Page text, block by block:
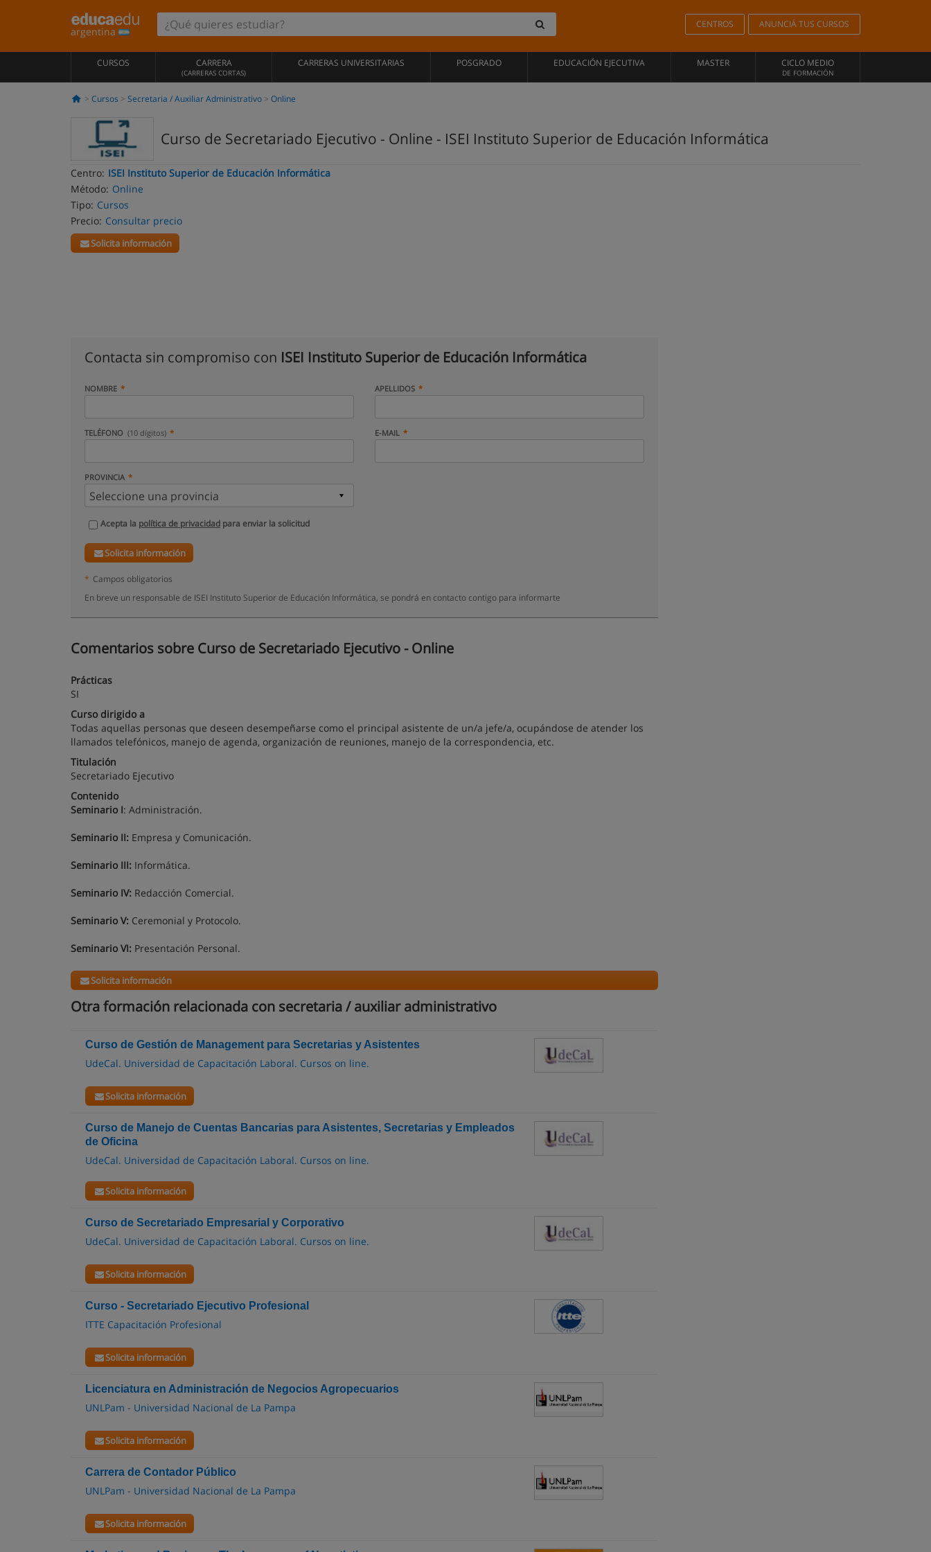
argentina
CENTROS ANUNCIÁ TUS CURSOS
CURSOS CARRERA
(CARRERAS CORTAS)
CARRERAS UNIVERSITARIAS POSGRADO EDUCACIÓN EJECUTIVA MASTER CICLO MEDIO
DE FORMACIÓN
Cursos Secretaria / Auxiliar Administrativo Online
Curso de Secretariado Ejecutivo - Online - ISEI Instituto Superior de Educación Informática
Centro: ISEI Instituto Superior de Educación Informática
Método: Online
Tipo: Cursos
Precio: Consultar precio
Solicita información
Contacta sin compromiso con ISEI Instituto Superior de Educación Informática
NOMBRE APELLIDOS
TELÉFONO (10 dígitos) E-MAIL
PROVINCIA
Acepta la política de privacidad para enviar la solicitud
Solicita información
* Campos obligatorios
En breve un responsable de ISEI Instituto Superior de Educación Informática, se pondrá en contacto contigo para informarte
Comentarios sobre Curso de Secretariado Ejecutivo - Online
Prácticas
SI
Curso dirigido a
Todas aquellas personas que deseen desempeñarse como el principal asistente de un/a jefe/a, ocupándose de atender los
llamados telefónicos, manejo de agenda, organización de reuniones, manejo de la correspondencia, etc.
Titulación
Secretariado Ejecutivo
Contenido
Seminario I: Administración.
Seminario II: Empresa y Comunicación.
Seminario III: Informática.
Seminario IV: Redacción Comercial.
Seminario V: Ceremonial y Protocolo.
Seminario VI: Presentación Personal.
Solicita información
Otra formación relacionada con secretaria / auxiliar administrativo
Curso de Gestión de Management para Secretarias y Asistentes
UdeCal. Universidad de Capacitación Laboral. Cursos on line.
Solicita información
Curso de Manejo de Cuentas Bancarias para Asistentes, Secretarias y Empleados
de Oficina
UdeCal. Universidad de Capacitación Laboral. Cursos on line.
Solicita información
Curso de Secretariado Empresarial y Corporativo
UdeCal. Universidad de Capacitación Laboral. Cursos on line.
Solicita información
Curso - Secretariado Ejecutivo Profesional
ITTE Capacitación Profesional
Solicita información
Licenciatura en Administración de Negocios Agropecuarios
UNLPam - Universidad Nacional de La Pampa
Solicita información
Carrera de Contador Público
UNLPam - Universidad Nacional de La Pampa
Solicita información